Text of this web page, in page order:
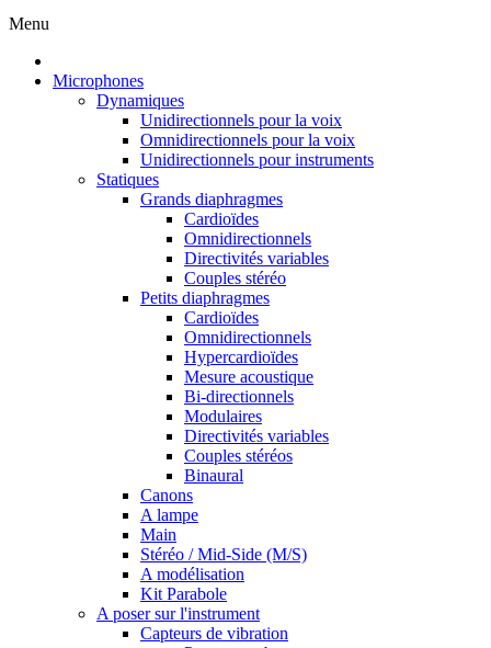
Menu
Microphones
Dynamiques
Unidirectionnels pour la voix
Omnidirectionnels pour la voix
Unidirectionnels pour instruments
Statiques
Grands diaphragmes
Cardioïdes
Omnidirectionnels
Directivités variables
Couples stéréo
Petits diaphragmes
Cardioïdes
Omnidirectionnels
Hypercardioïdes
Mesure acoustique
Bi-directionnels
Modulaires
Directivités variables
Couples stéréos
Binaural
Canons
A lampe
Main
Stéréo / Mid-Side (M/S)
A modélisation
Kit Parabole
A poser sur l'instrument
Capteurs de vibration